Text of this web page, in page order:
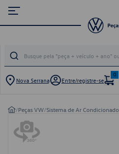
Nova Serrana Entre/registre-se
0
/Peças VW/Sistema de Ar Condicionado